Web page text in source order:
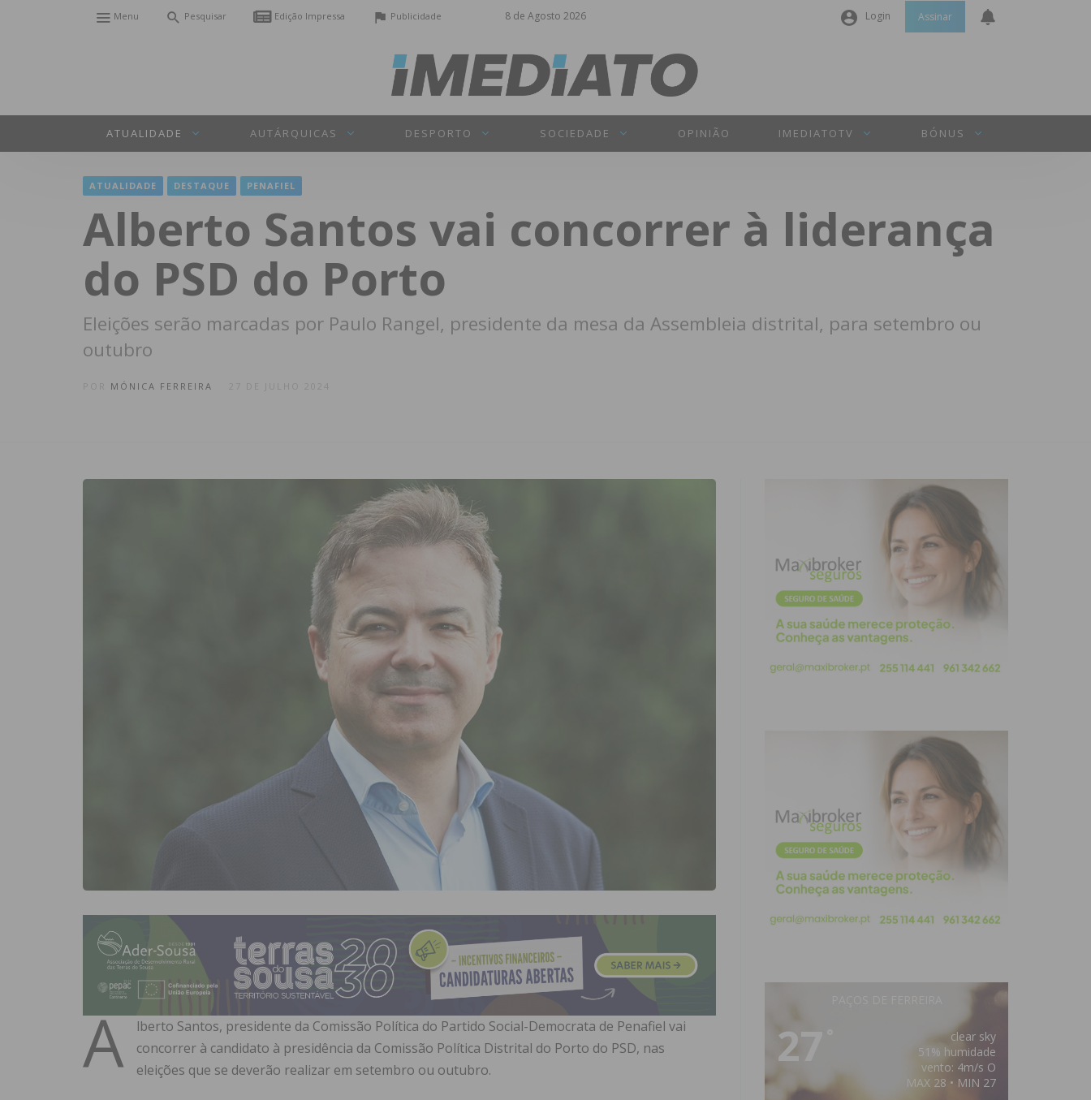
8 de Agosto 2026
Menu Pesquisar Edição Impressa Publicidade Login
Senha
INICIAR SESSÃO
Assinar
ATUALIDADE AUTÁRQUICAS DESPORTO SOCIEDADE OPINIÃO IMEDIATOTV BÓNUS
ATUALIDADE DESTAQUE PENAFIEL
Alberto Santos vai concorrer à liderança
do PSD do Porto
Eleições serão marcadas por Paulo Rangel, presidente da mesa da Assembleia distrital, para setembro ou
outubro
MÓNICA FERREIRA 27 DE JULHO 2024
A
lberto Santos, presidente da Comissão Política do Partido Social-Democrata de Penafiel vai
concorrer à candidato à presidência da Comissão Política Distrital do Porto do PSD, nas
eleições que se deverão realizar em setembro ou outubro.
27
clear sky
51% humidade
vento: 4m/s O
MAX 28 • MIN 27